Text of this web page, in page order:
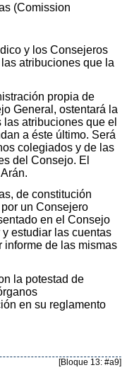
(Comission
y los Consejeros
atribuciones que la
propia de
General, ostentará la
atribuciones que el
a éste último. Será
colegiados y de las
del Consejo. El
de constitución
un Consejero
en el Consejo
estudiar las cuentas
de las mismas
la potestad de
en su reglamento
[Bloque 13: #a9]